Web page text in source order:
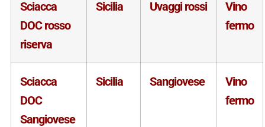
Sciacca
DOC rosso
riserva
Sicilia Uvaggi rossi
Vino
fermo
Sciacca
DOC
Sangiovese
Sicilia Sangiovese
Vino
fermo